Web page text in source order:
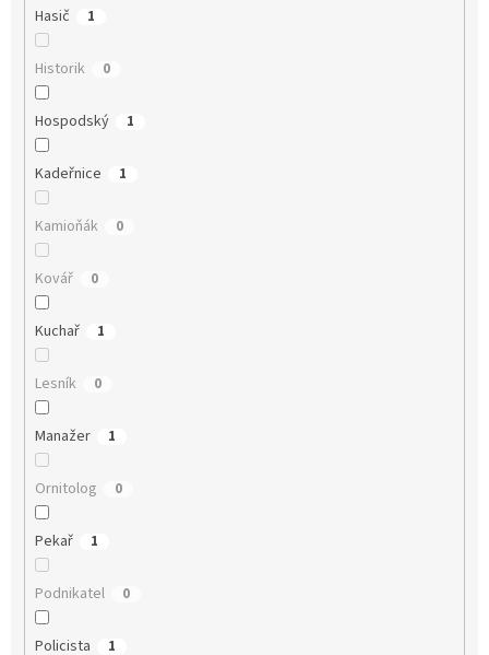
Hasič 1
Historik 0
Hospodský 1
Kadeřnice 1
Kamioňák 0
Kovář 0
Kuchař 1
Lesník 0
Manažer 1
Ornitolog 0
Pekař 1
Podnikatel 0
Policista 1